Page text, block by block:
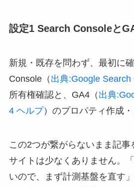
設定1 Search Consoleと
新規・既存を問わず、最初に
Console（ 出典:Google
所有権確認と、GA4（ 出典
4 ヘルプ）のプロパティ作成・
この2つが繋がらないまま記
サイトは少なくありません。
いので、まず計測基盤を直す